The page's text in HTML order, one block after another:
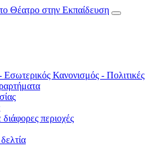
Εσωτερικός Κανονισμός - Πολιτικές
περιοχές